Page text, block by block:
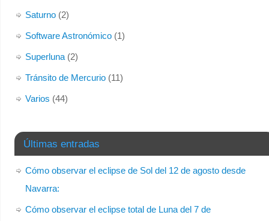
Saturno(2)
Software Astronómico(1)
Superluna(2)
Tránsito de Mercurio(11)
Varios (44)
Últimas entradas
Cómo observar el eclipse de Sol del 12 de agosto desde
Navarra:
Cómo observar el eclipse total de Luna del 7 de